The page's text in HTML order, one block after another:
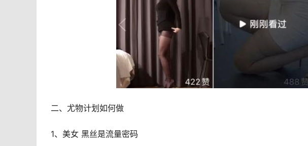
二、尤物计划如何做
1、美女 黑丝是流量密码